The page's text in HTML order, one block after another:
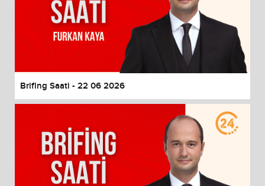
Brifing Saati - 22 06 2026